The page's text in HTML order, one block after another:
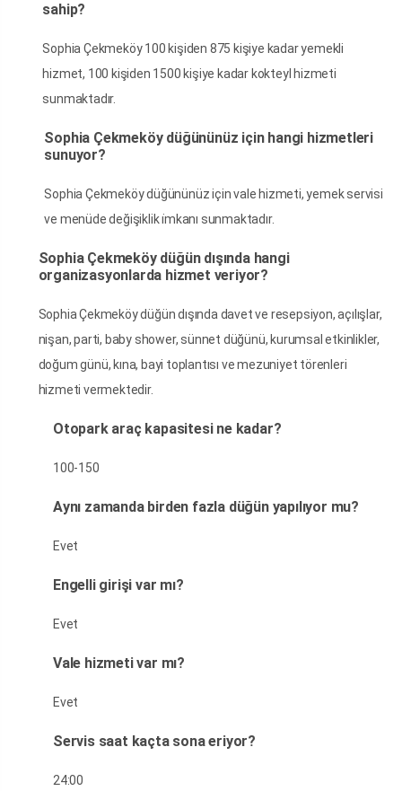
sahip?
Sophia Çekmeköy 100 kişiden 875 kişiye kadar yemekli
hizmet, 100 kişiden 1500 kişiye kadar kokteyl hizmeti
sunmaktadır.
Sophia Çekmeköy düğününüz için hangi hizmetleri
sunuyor?
Sophia Çekmeköy düğününüz için vale hizmeti, yemek servisi
ve menüde değişiklik i̇mkanı sunmaktadır.
Sophia Çekmeköy düğün dışında hangi
organizasyonlarda hizmet veriyor?
Sophia Çekmeköy düğün dışında davet ve resepsiyon, açılışlar,
nişan, parti, baby shower, sünnet düğünü, kurumsal etkinlikler,
doğum günü, kına, bayi toplantısı ve mezuniyet törenleri
hizmeti vermektedir.
Otopark araç kapasitesi ne kadar?
100-150
Aynı zamanda birden fazla düğün yapılıyor mu?
Evet
Engelli girişi var mı?
Evet
Vale hizmeti var mı?
Evet
Servis saat kaçta sona eriyor?
24:00